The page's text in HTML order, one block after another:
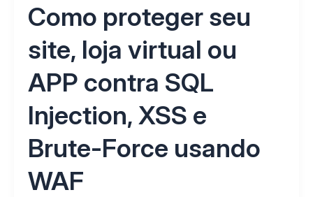
Como proteger seu
site, loja virtual ou
APP contra SQL
Injection, XSS e
Brute-Force usando
WAF